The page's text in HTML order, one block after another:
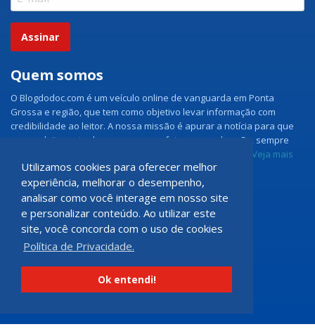
Utilizamos cookies para oferecer melhor
experiência, melhorar o desempenho,
analisar como você interage em nosso site
e personalizar conteúdo. Ao utilizar este
site, você concorda com o uso de cookies
Política de Privacidade.
Ok entendi!
Assinar
Quem somos
O Blogdodoc.com é um veículo online de vanguarda em Ponta
Grossa e região, que tem como objetivo levar informação com
credibilidade ao leitor. A nossa missão é apurar a notícia para que
nossos leitores tenham acesso aos fatos como eles são, sempre
Veja mais
Grupo Doc.com
Rua Rio de Janeiro, 150 - Sala 102
CEP: 84070-060 - Nova Rússia
Ponta Grossa \ PR